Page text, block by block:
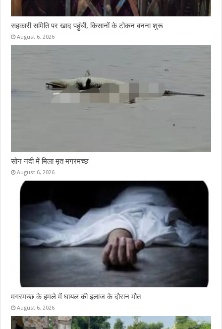
सहकारी समिति पर खाद पहुंची, किसानों के टोकन बनना शुरू
August 6, 2026
सोन नदी में मिला मृत मगरमच्छ
August 6, 2026
मगरमच्छ के हमले में घायल की इलाज के दौरान मौत
August 6, 2026